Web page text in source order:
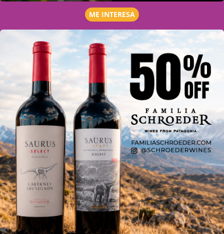
ME INTERESA